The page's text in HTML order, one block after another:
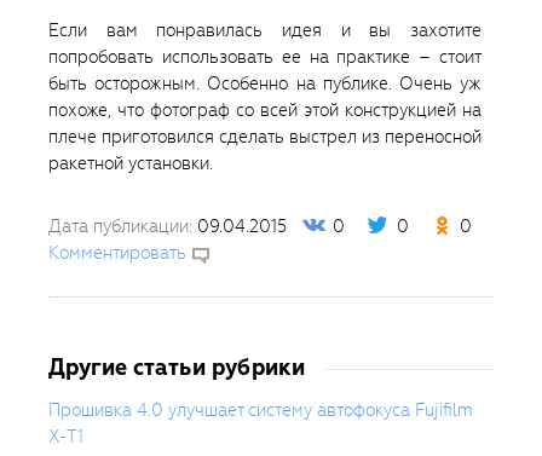
Если вам понравилась идея и вы захотите
попробовать использовать ее на практике – стоит
быть осторожным. Особенно на публике. Очень уж
похоже, что фотограф со всей этой конструкцией на
плече приготовился сделать выстрел из переносной
ракетной установки.
Дата публикации: 09.04.2015 0 0
0
Комментировать
Другие статьи рубрики
Прошивка 4.0 улучшает систему автофокуса Fujifilm
X-T1